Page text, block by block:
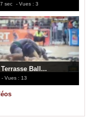
sec - Vues : 3
Ball...
- Vues : 13